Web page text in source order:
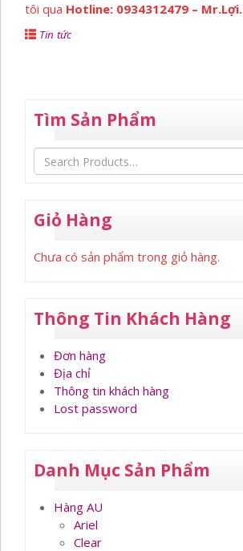
tôi qua Hotline: 0934312479 – Mr.Lợi.
Tin tức
Tìm Sản Phẩm
Giỏ Hàng
Chưa có sản phẩm trong giỏ hàng.
Thông Tin Khách Hàng
Đơn hàng
Địa chỉ
Thông tin khách hàng
Lost password
Danh Mục Sản Phẩm
Hàng AU
Ariel
Clear